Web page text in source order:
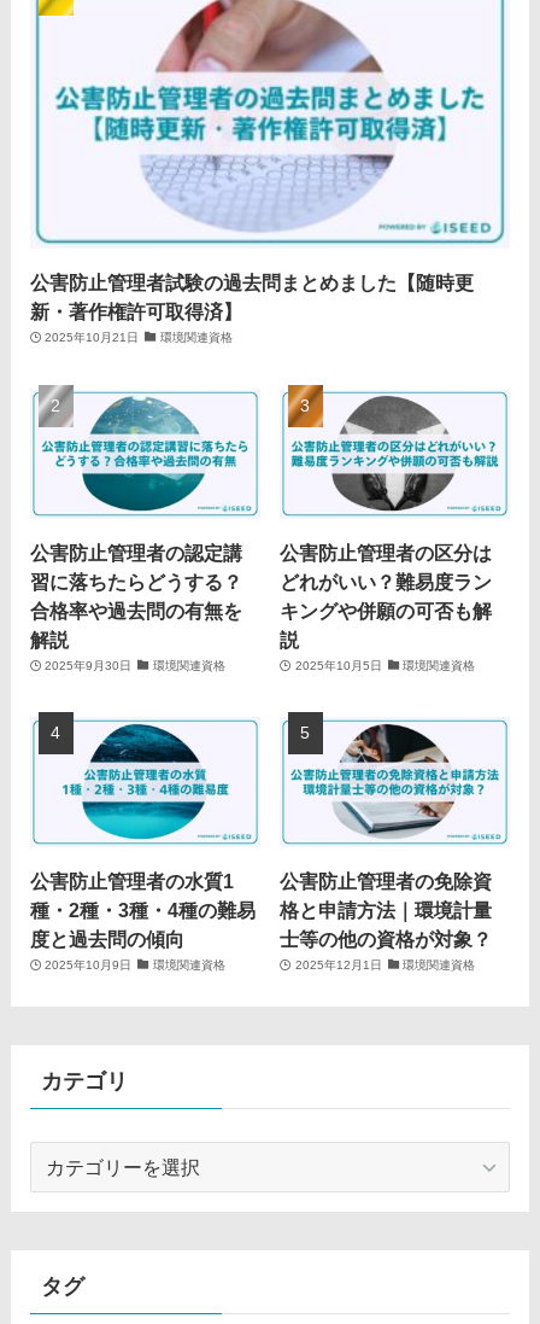
公害防止管理者試験の過去問まとめました【随時更
新・著作権許可取得済】
2025年10月21日 環境関連資格
公害防止管理者の認定講
習に落ちたらどうする？
合格率や過去問の有無を
解説
2025年9月30日 環境関連資格
公害防止管理者の区分は
どれがいい？難易度ラン
キングや併願の可否も解
説
2025年10月5日 環境関連資格
公害防止管理者の水質1
種・2種・3種・4種の難易
度と過去問の傾向
2025年10月9日 環境関連資格
公害防止管理者の免除資
格と申請方法｜環境計量
士等の他の資格が対象？
2025年12月1日 環境関連資格
カテゴリ
タグ